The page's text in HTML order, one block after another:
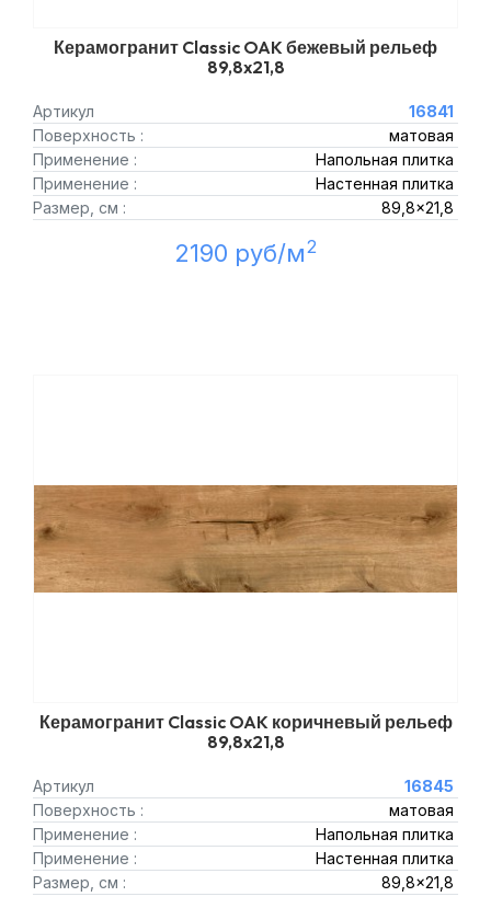
Керамогранит Classic OAK бежевый рельеф
89,8x21,8
Артикул
16841
Поверхность :
матовая
Применение :
Напольная плитка
Применение :
Настенная плитка
Размер, см :
89,8x21,8
2190 руб/м2
Керамогранит Classic OAK коричневый рельеф
89,8x21,8
Артикул
16845
Поверхность :
матовая
Применение :
Напольная плитка
Применение :
Настенная плитка
Размер, см :
89,8x21,8